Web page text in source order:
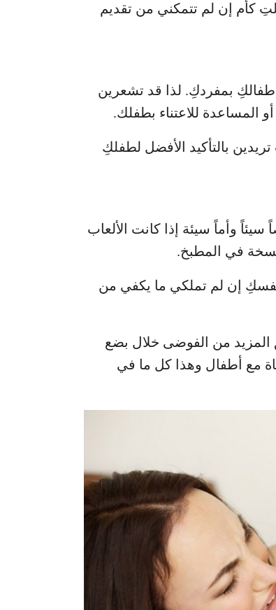
كأم إن لم تتمكني من تقديم
بمفردكِ. لذا قد تشعرين
للاعتناء بطفلك.
بالتأكيد الأفضل لطفلكِ
وأماً سيئة إذا كانت الألعاب
في المطبخ.
نفسكِ إن لم تملكي ما يكفي من
من الفوضى خلال بضع
مع أطفال وهذا كل ما في